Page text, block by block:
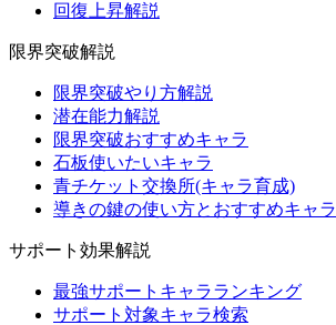
回復上昇解説
限界突破解説
限界突破やり方解説
潜在能力解説
限界突破おすすめキャラ
石板使いたいキャラ
青チケット交換所(キャラ育成)
導きの鍵の使い方とおすすめキャラ
サポート効果解説
最強サポートキャラランキング
サポート対象キャラ検索